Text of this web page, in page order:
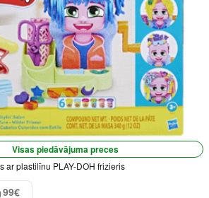
Visas piedāvājuma preces
ar plastilīnu PLAY-DOH frizieris
99€